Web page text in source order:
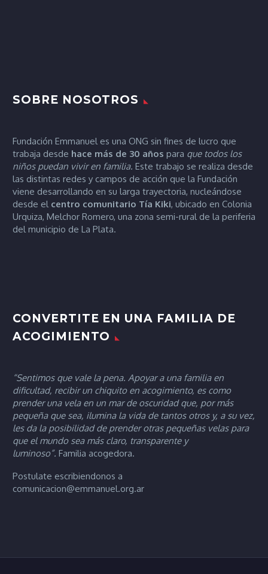
SOBRE NOSOTROS
Fundación Emmanuel es una ONG sin fines de lucro que
trabaja desde hace más de 30 años para que todos los
niños puedan vivir en familia. Este trabajo se realiza desde
las distintas redes y campos de acción que la Fundación
viene desarrollando en su larga trayectoria, nucleándose
desde el centro comunitario Tía Kiki, ubicado en Colonia
Urquiza, Melchor Romero, una zona semi-rural de la periferia
del municipio de La Plata.
CONVERTITE EN UNA FAMILIA DE
ACOGIMIENTO
“Sentimos que vale la pena. Apoyar a una familia en
dificultad, recibir un chiquito en acogimiento, es como
prender una vela en un mar de oscuridad que, por más
pequeña que sea, ilumina la vida de tantos otros y, a su vez,
les da la posibilidad de prender otras pequeñas velas para
que el mundo sea más claro, transparente y
luminoso”. Familia acogedora.
Postulate escribiendonos a
comunicacion@emmanuel.org.ar